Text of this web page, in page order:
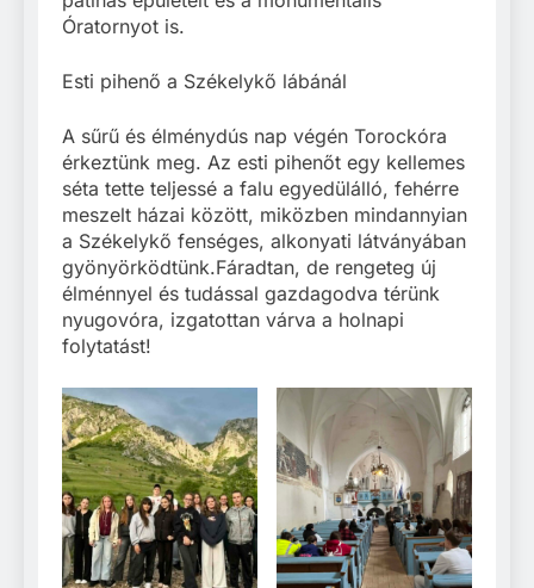
Óratornyot is.
Esti pihenő a Székelykő lábánál
A sűrű és élménydús nap végén Torockóra
érkeztünk meg. Az esti pihenőt egy kellemes
séta tette teljessé a falu egyedülálló, fehérre
meszelt házai között, miközben mindannyian
a Székelykő fenséges, alkonyati látványában
gyönyörködtünk.Fáradtan, de rengeteg új
élménnyel és tudással gazdagodva térünk
nyugovóra, izgatottan várva a holnapi
folytatást!